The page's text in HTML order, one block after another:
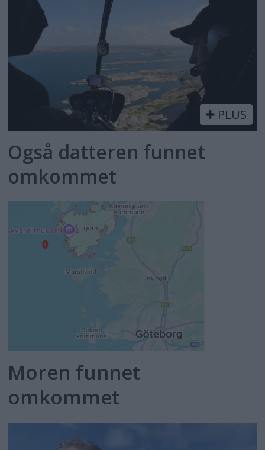
PLUS
Også datteren funnet
omkommet
Moren funnet
omkommet